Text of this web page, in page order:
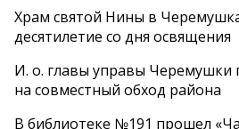
Храм святой Нины в
десятилетие со дня освящения
И. о. главы управы Черемушки
на совместный обход района
В библиотеке №191 прошел